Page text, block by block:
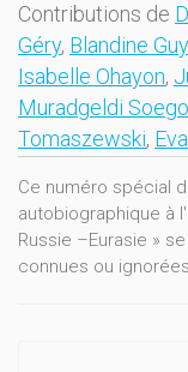
Contributions de
Géry, Blandine
Isabelle Ohayon,
Muradgeldi
Tomaszewski,
Ce numéro spécial
autobiographique à
Russie –Eurasie »
connues ou ignorées